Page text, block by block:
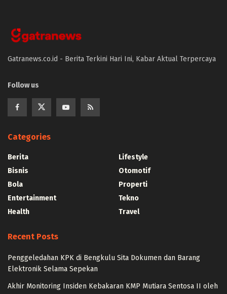
Gatranews.co.id - Berita Terkini Hari Ini, Kabar Aktual Terpercaya
Follow us
Categories
Berita
Bisnis
Bola
Entertainment
Health
Lifestyle
Otomotif
Properti
Tekno
Travel
Recent Posts
Penggeledahan KPK di Bengkulu Sita Dokumen dan Barang
Elektronik Selama Sepekan
Akhir Monitoring Insiden Kebakaran KMP Mutiara Sentosa II oleh